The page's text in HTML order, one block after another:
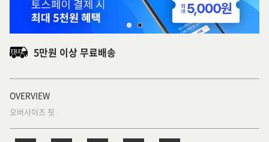
5만원 이상 무료배송
OVERVIEW
오버사이즈 핏